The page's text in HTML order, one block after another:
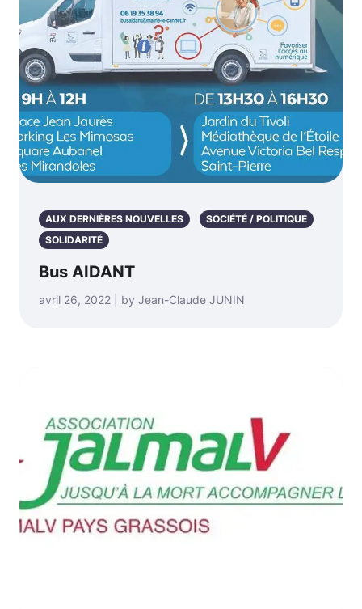
AUX DERNIÈRES NOUVELLES
SOCIÉTÉ / POLITIQUE
SOLIDARITÉ
Bus AIDANT
avril 26, 2022 | by Jean-Claude JUNIN